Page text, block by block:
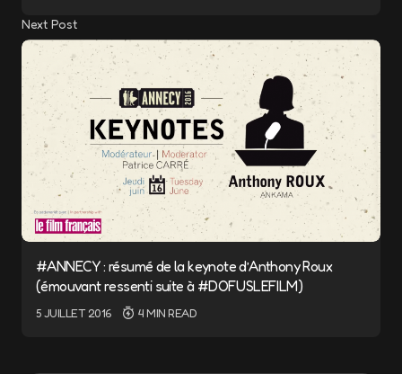
Next Post
#ANNECY : résumé de la keynote d’Anthony Roux
(émouvant ressenti suite à #DOFUSLEFILM)
5 JUILLET 2016 4 MIN READ